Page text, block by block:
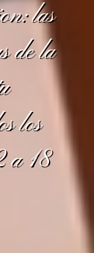
las
de la
los
a 18